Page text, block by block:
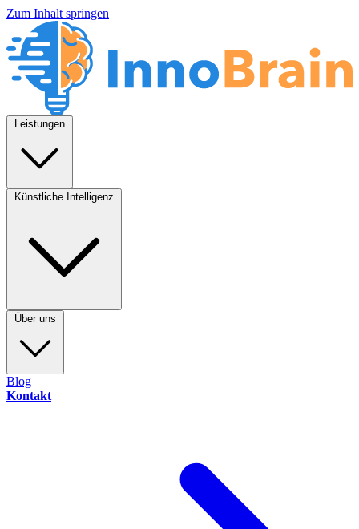
Zum Inhalt springen
Leistungen
Künstliche Intelligenz
Über uns
Blog
Kontakt